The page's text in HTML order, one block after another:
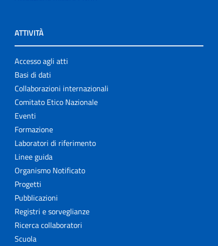
ATTIVITÀ
Accesso agli atti
Basi di dati
Collaborazioni internazionali
Comitato Etico Nazionale
Eventi
Formazione
Laboratori di riferimento
Linee guida
Organismo Notificato
Progetti
Pubblicazioni
Registri e sorveglianze
Ricerca collaboratori
Scuola